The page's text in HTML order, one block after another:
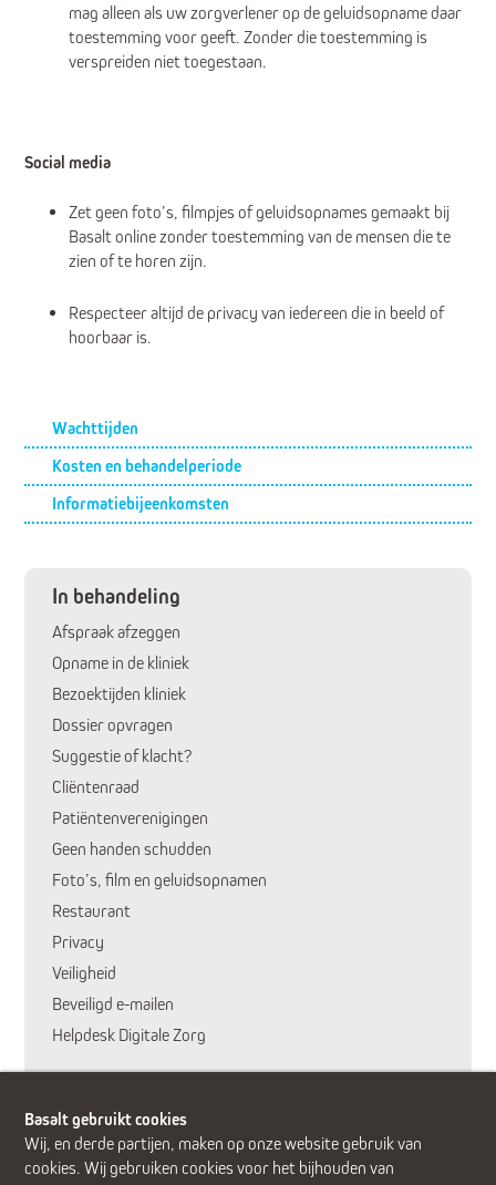
mag alleen als uw zorgverlener op de geluidsopname daar
toestemming voor geeft. Zonder die toestemming is
verspreiden niet toegestaan.
Social media
Zet geen foto’s, filmpjes of geluidsopnames gemaakt bij
Basalt online zonder toestemming van de mensen die te
zien of te horen zijn.
Respecteer altijd de privacy van iedereen die in beeld of
hoorbaar is.
Submenu
Wachttijden
Kosten en behandelperiode
Informatiebijeenkomsten
In behandeling
Afspraak afzeggen
Opname in de kliniek
Bezoektijden kliniek
Dossier opvragen
Suggestie of klacht?
Cliëntenraad
Patiëntenverenigingen
Geen handen schudden
Huidige pagina:
Foto’s, film en geluidsopnamen
Restaurant
Privacy
Veiligheid
Beveiligd e-mailen
Helpdesk Digitale Zorg
Basalt gebruikt cookies
Wij, en derde partijen, maken op onze website gebruik van
cookies. Wij gebruiken cookies voor het bijhouden van